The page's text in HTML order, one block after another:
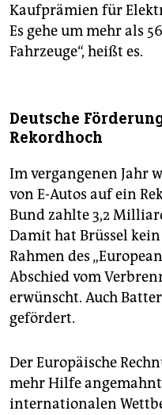
Kaufprämien für
Es gehe um mehr als
Fahrzeuge“, heißt es.
Deutsche
Rekordhoch
Im vergangenen Jahr
von E-Autos auf ein
Bund zahlte 3,2
Damit hat Brüssel
Rahmen des
Abschied vom
erwünscht. Auch
gefördert.
Der Europäische
mehr Hilfe
internationalen